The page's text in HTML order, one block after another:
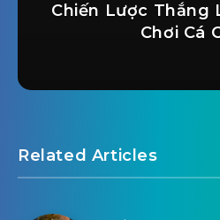
Chiến Lược Thắng
Chơi Cá
Related Articles